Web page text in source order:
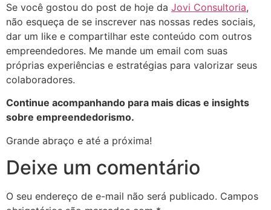
Se você gostou do post de hoje da Jovi Consultoria,
não esqueça de se inscrever nas nossas redes sociais,
dar um like e compartilhar este conteúdo com outros
empreendedores. Me mande um email com suas
próprias experiências e estratégias para valorizar seus
colaboradores.
Continue acompanhando para mais dicas e insights
sobre empreendedorismo.
Grande abraço e até a próxima!
Deixe um comentário
O seu endereço de e-mail não será publicado. Campos